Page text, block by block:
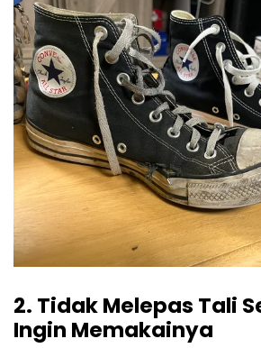
2. Tidak Melepas Tali
Ingin Memakainya